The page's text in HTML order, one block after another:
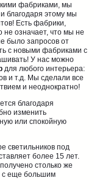
фабриками, мы
благодаря этому мы
Есть фабрики,
означает, что мы не
было запросов от
с новыми фабриками с
У нас можно
для любого интерьера:
и т.д. Мы сделали все
и неоднократно!
благодаря
изменить
или спокойную
светильников под
более 15 лет.
столько же
с еще большим